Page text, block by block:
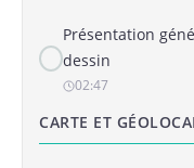
Présentation
dessin
02:47
CARTE ET